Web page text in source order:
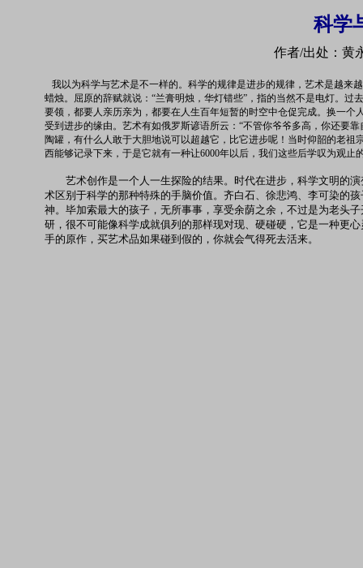
科学
作者/出处：黄
我以为科学与艺术是不一样的。科学的规律是进步的规律，艺术是越来
蜡烛。屈原的辞赋就说：“兰膏明烛，华灯错些”，指的当然不是电灯。
要领，都要人亲历亲为，都要在人生百年短暂的时空中仓促完成。换一
受到进步的缘由。艺术有如俄罗斯谚语所云：“不管你爷爷多高，你还
陶罐，有什么人敢于大胆地说可以超越它，比它进步呢！当时仰韶的老
西能够记录下来，于是它就有一种让6000年以后，我们这些后学叹为观
艺术创作是一个人一生探险的结果。时代在进步，科学文明的演
术区别于科学的那种特殊的手脑价值。齐白石、徐悲鸿、李可染的
神。毕加索最大的孩子，无所事事，享受余荫之余，不过是为老头
研，很不可能像科学成就俱列的那样现对现、硬碰硬，它是一种更
手的原作，买艺术品如果碰到假的，你就会气得死去活来。